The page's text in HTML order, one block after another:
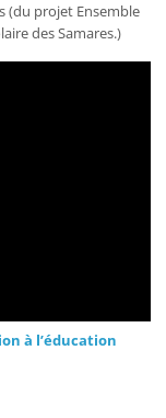
(du projet Ensemble
des Samares.)
à l’éducation